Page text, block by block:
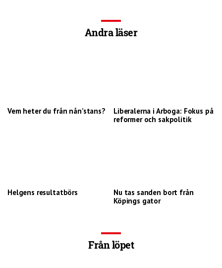
Andra läser
Vem heter du från nån’stans?
Liberalerna i Arboga: Fokus på
reformer och sakpolitik
Helgens resultatbörs
Nu tas sanden bort från
Köpings gator
Från löpet